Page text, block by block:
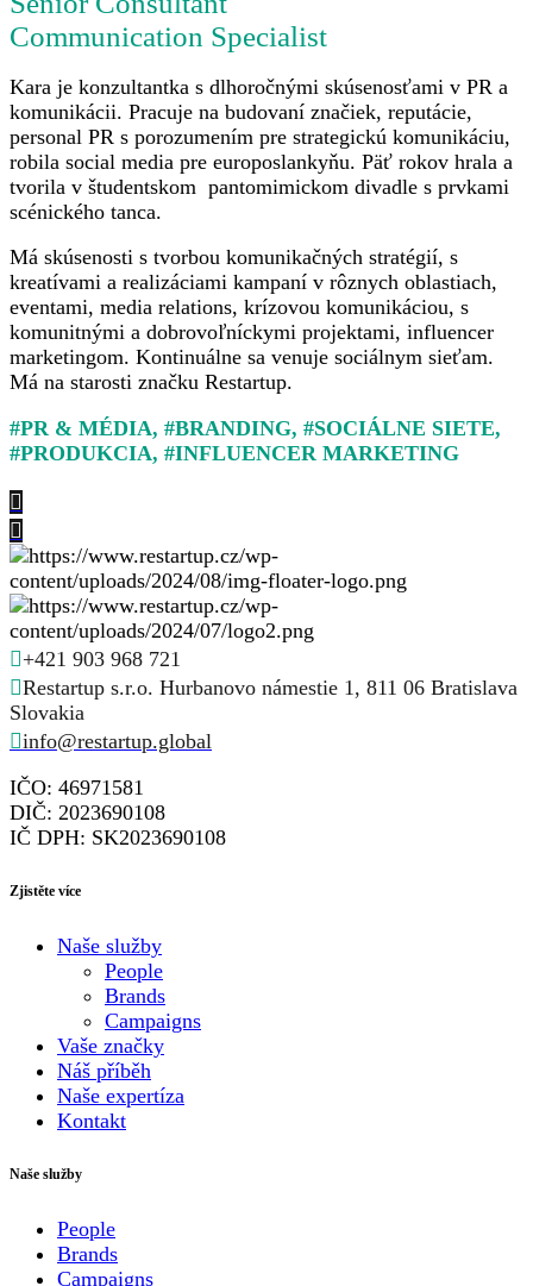
Communication Specialist
Kara je konzultantka s dlhoročnými skúsenosťami v PR a
komunikácii. Pracuje na budovaní značiek, reputácie,
personal PR s porozumením pre strategickú komunikáciu,
robila social media pre europoslankyňu. Päť rokov hrala a
tvorila v študentskom pantomimickom divadle s prvkami
scénického tanca.
Má skúsenosti s tvorbou komunikačných stratégií, s
kreatívami a realizáciami kampaní v rôznych oblastiach,
eventami, media relations, krízovou komunikáciou, s
komunitnými a dobrovoľníckymi projektami, influencer
marketingom. Kontinuálne sa venuje sociálnym sieťam.
Má na starosti značku Restartup.
#PR & MÉDIA, #BRANDING, #SOCIÁLNE SIETE,
#PRODUKCIA, #INFLUENCER MARKETING
+421 903 968 721
Restartup s.r.o. Hurbanovo námestie 1, 811 06 Bratislava
Slovakia
info@restartup.global
IČO: 46971581
DIČ: 2023690108
IČ DPH: SK2023690108
Zjistěte více
Naše služby
People
Brands
Campaigns
Vaše značky
Náš příběh
Naše expertíza
Kontakt
Naše služby
People
Brands
Campaigns